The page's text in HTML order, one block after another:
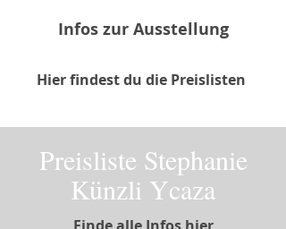
Infos zur Ausstellung
Hier findest du die Preislisten
Preisliste Stephanie
Künzli Ycaza